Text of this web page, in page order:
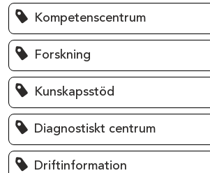
Kompetenscentrum
Forskning
Kunskapsstöd
Diagnostiskt centrum
Driftinformation